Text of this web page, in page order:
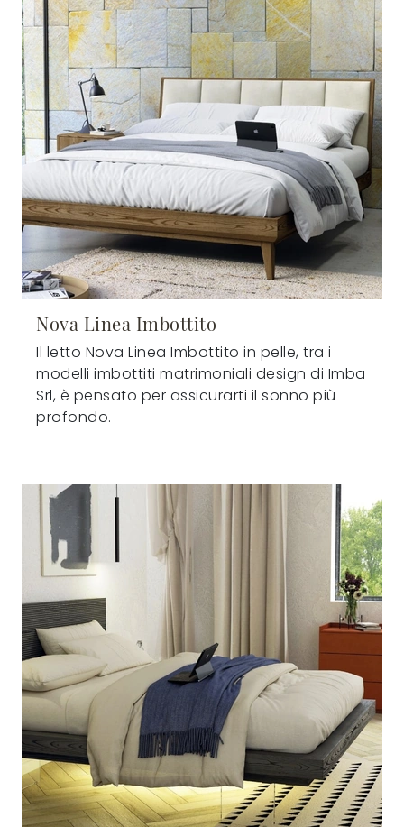
Nova Linea Imbottito
Il letto Nova Linea Imbottito in pelle, tra i
modelli imbottiti matrimoniali design di Imba
Srl, è pensato per assicurarti il sonno più
profondo.